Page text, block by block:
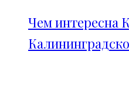
Чем интересна